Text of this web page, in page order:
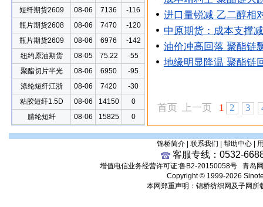
短纤期货2609
08-06 7136
-116
瓶片期货2608
08-06 7470
-120
瓶片期货2609
08-06 6976
-142
纽约原油期货
08-05 75.22
-55
聚酯切片半光
08-06 6950
-95
涤纶短纤江浙
08-06 7420
-30
粘胶短纤1.5D
08-06 14150
0
腈纶短纤
08-06 15825 0
进口量锐减 乙二醇相
中原期货：成本支撑
油价冲高回落 聚酯链
地缘明显降温 聚酯链
首页 上一页 1 2 3
锦桥简介| 联系我们 帮助中心|
客服专线：0532-
增值电信业务经营许可证:鲁B2-20150058号
青岛
Copyright © 1999-2026
本网郑重声明：锦桥纺织网及子网